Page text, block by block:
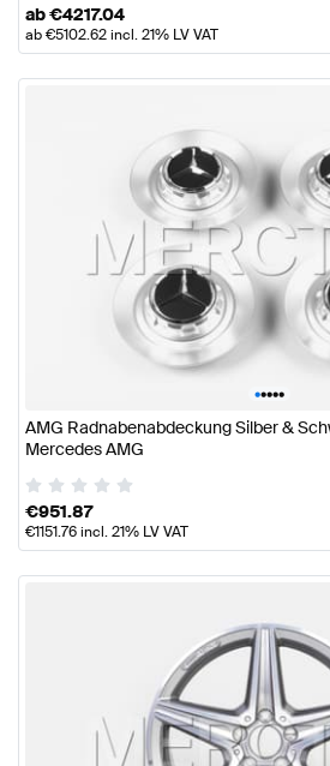
ab€4217.04
ab€5102.62incl. 21% LV VAT
•••••
AMG Radnabenabdeckung Silber &
Mercedes AMG
€951.87
€1151.76incl. 21% LV VAT